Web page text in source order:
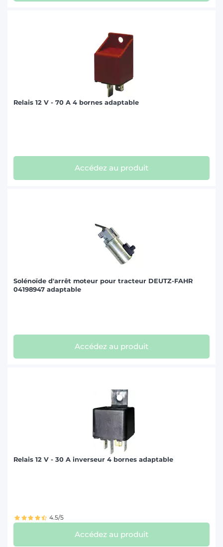
Relais 12 V - 70 A 4 bornes adaptable
Accédez au produit
Solénoïde d'arrêt moteur pour tracteur DEUTZ-FAHR
04198947 adaptable
Accédez au produit
Relais 12 V - 30 A inverseur 4 bornes adaptable
4.5/5
Accédez au produit